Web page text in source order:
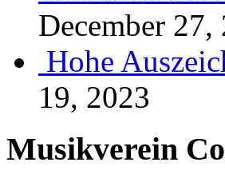
December 27,
Hohe
19, 2023
Musikverein